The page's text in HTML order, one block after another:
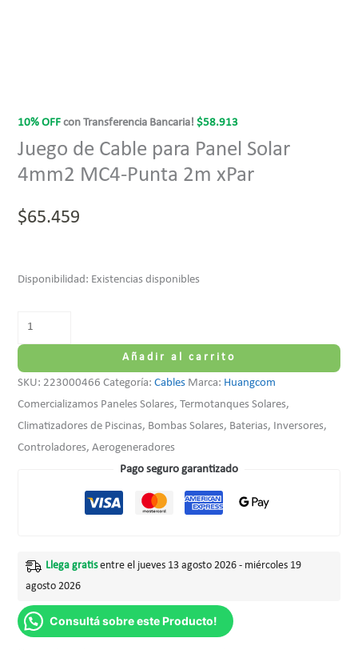
10% OFF con Transferencia Bancaria!$58.913
Juego de Cable para Panel Solar
4mm2 MC4-Punta 2m xPar
$65.459
Disponibilidad: Existencias disponibles
Añadir al carrito
SKU: 223000466 Categoría:Cables Marca: Huangcom
Comercializamos Paneles Solares, Termotanques Solares,
Climatizadores de Piscinas, Bombas Solares, Baterias, Inversores,
Controladores, Aerogeneradores
Pago seguro garantizado
Llega gratisentre el jueves 13 agosto 2026 - miércoles 19
agosto 2026
Consultá sobre este Producto!